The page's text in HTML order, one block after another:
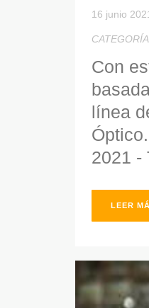
16 junio
Con
línea
2021 -
LEER